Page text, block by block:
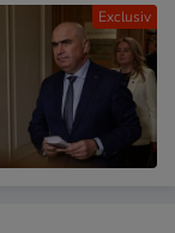
Exclusiv